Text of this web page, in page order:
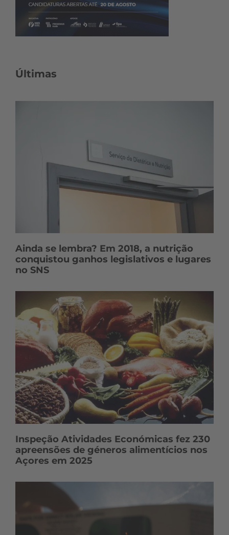
Últimas
Ainda se lembra? Em 2018, a nutrição
conquistou ganhos legislativos e lugares
no SNS
Inspeção Atividades Económicas fez 230
apreensões de géneros alimentícios nos
Açores em 2025